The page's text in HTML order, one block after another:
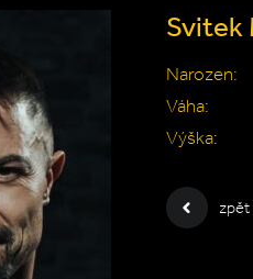
Svitek
Narozen:
Váha:
Výška:
zpět